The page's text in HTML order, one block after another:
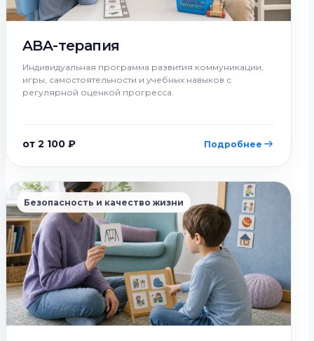
ABA-терапия
Индивидуальная программа развития коммуникации,
игры, самостоятельности и учебных навыков с
регулярной оценкой прогресса.
от 2 100 ₽ Подробнее
Безопасность и качество жизни